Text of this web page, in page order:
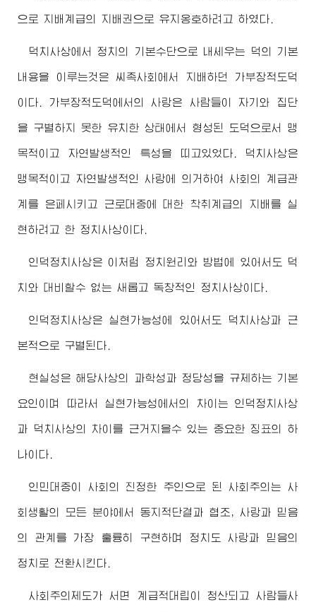
으로 지배계급의 지배권으로 유지옹호하려고 하였다.
덕치사상에서 정치의 기본수단으로 내세우는 덕의 기본
내용을 이루는것은 씨족사회에서 지배하던 가부장적도덕
이다. 가부장적도덕에서의 사랑은 사람들이 자기와 집단
을 구별하지 못한 유치한 상태에서 형성된 도덕으로서 맹
목적이고 자연발생적인 특성을 띠고있었다. 덕치사상은
맹목적이고 자연발생적인 사랑에 의거하여 사회의 계급관
계를 은페시키고 근로대중에 대한 착취계급의 지배를 실
현하려고 한 정치사상이다.
인덕정치사상은 이처럼 정치원리와 방법에 있어서도 덕
치와 대비할수 없는 새롭고 독창적인 정치사상이다.
인덕정치사상은 실현가능성에 있어서도 덕치사상과 근
본적으로 구별된다.
현실성은 해당사상의 과학성과 정당성을 규제하는 기본
요인이며 따라서 실현가능성에서의 차이는 인덕정치사상
과 덕치사상의 차이를 근거지을수 있는 중요한 징표의 하
나이다.
인민대중이 사회의 진정한 주인으로 된 사회주의는 사
회생활의 모든 분야에서 동지적단결과 협조, 사랑과 믿음
의 관계를 가장 훌륭히 구현하며 정치도 사랑과 믿음의
정치로 전환시킨다.
사회주의제도가 서면 계급적대립이 청산되고 사람들사